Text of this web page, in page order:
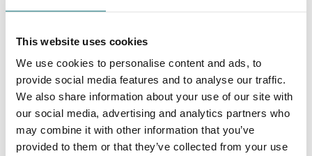
This website uses cookies
We use cookies to personalise content and ads, to
provide social media features and to analyse our traffic.
We also share information about your use of our site with
our social media, advertising and analytics partners who
may combine it with other information that you’ve
provided to them or that they’ve collected from your use
Von unseren Kunden
9,4
Unser Angebot Betreuung